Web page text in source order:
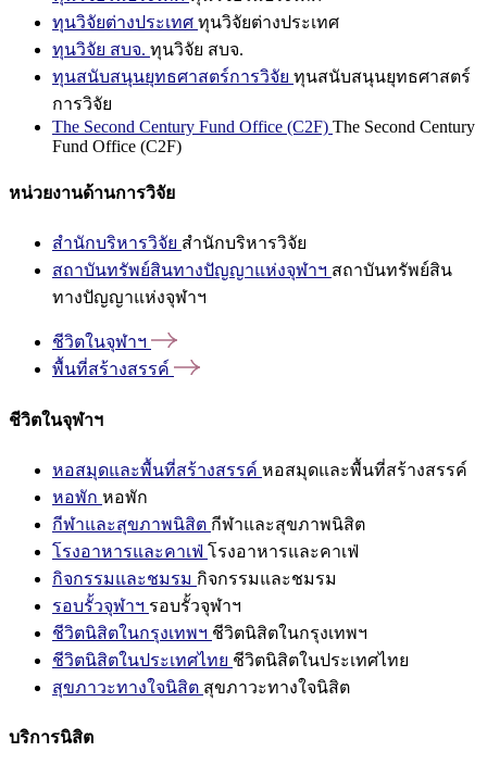
ทุนวิจัยต่างประเทศ ทุนวิจัยต่างประเทศ
ทุนวิจัย สบจ. ทุนวิจัย สบจ.
ทุนสนับสนุนยุทธศาสตร์การวิจัย ทุนสนับสนุนยุทธศาสตร์
การวิจัย
The Second Century Fund Office (C2F) The Second Century
Fund Office (C2F)
หน่วยงานด้านการวิจัย
สำนักบริหารวิจัย สำนักบริหารวิจัย
สถาบันทรัพย์สินทางปัญญาแห่งจุฬาฯ สถาบันทรัพย์สิน
ทางปัญญาแห่งจุฬาฯ
ชีวิตในจุฬาฯ
พื้นที่สร้างสรรค์
ชีวิตในจุฬาฯ
หอสมุดและพื้นที่สร้างสรรค์ หอสมุดและพื้นที่สร้างสรรค์
หอพัก หอพัก
กีฬาและสุขภาพนิสิต กีฬาและสุขภาพนิสิต
โรงอาหารและคาเฟ่ โรงอาหารและคาเฟ่
กิจกรรมและชมรม กิจกรรมและชมรม
รอบรั้วจุฬาฯ รอบรั้วจุฬาฯ
ชีวิตนิสิตในกรุงเทพฯ ชีวิตนิสิตในกรุงเทพฯ
ชีวิตนิสิตในประเทศไทย ชีวิตนิสิตในประเทศไทย
สุขภาวะทางใจนิสิต สุขภาวะทางใจนิสิต
บริการนิสิต